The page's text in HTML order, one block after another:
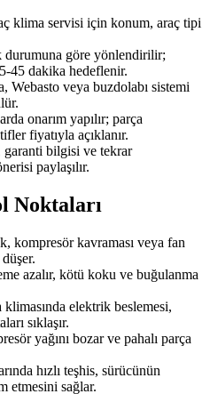
klima servisi için konum, araç tipi
göre yönlendirilir;
45 dakika hedeflenir.
Webasto veya buzdolabı sistemi
onarım yapılır; parça
fiyatıyla açıklanır.
garanti bilgisi ve tekrar
paylaşılır.
Noktaları
kompresör kavraması veya fan
azalır, kötü koku ve buğulanma
klimasında elektrik beslemesi,
sıklaşır.
yağını bozar ve pahalı parça
hızlı teşhis, sürücünün
etmesini sağlar.